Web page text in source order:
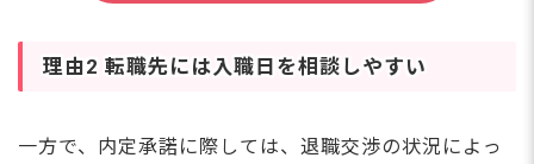
理由2 転職先には入職日を相談しやすい
一方で、内定承諾に際しては、退職交渉の状況によっ